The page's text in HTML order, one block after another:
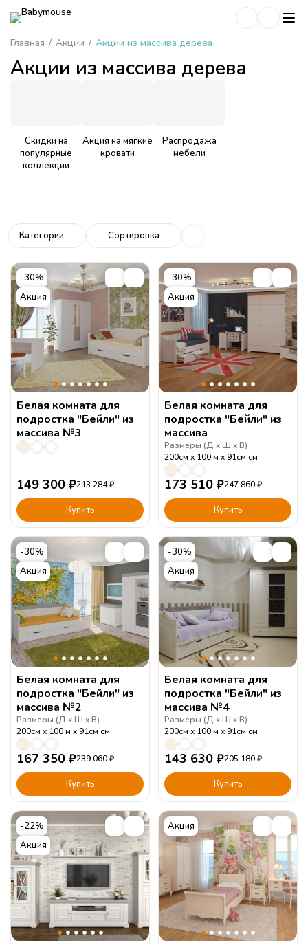
Главная / Акции / Акции из массива дерева
Акции из массива дерева
Скидки на
популярные
коллекции
Акция на мягкие
кровати
Распродажа
мебели
Категории Сортировка
-30%
Акция
Белая комната для
подростка "Бейли" из
массива №3
149 300 ₽213 284₽
Купить
-30%
Акция
Белая комната для
подростка "Бейли" из
массива
Размеры (Д Ш В)
200см
100 м 91см см
173 510 ₽247 860₽
Купить
-30%
Акция
Белая комната для
подростка "Бейли" из
массива №2
Размеры (Д Ш В)
200см
100 м 91см см
167 350 ₽239 060₽
Купить
-30%
Акция
Белая комната для
подростка "Бейли" из
массива №4
Размеры (Д Ш В)
200см
100 м 91см см
143 630 ₽205 180₽
Купить
-22%
Акция
Акция